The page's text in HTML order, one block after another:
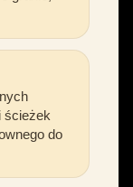
ścieżek
do